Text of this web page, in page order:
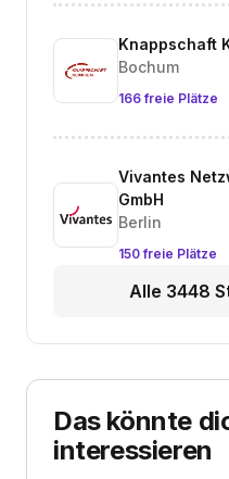
Knappschaft
Bochum
166 freie Plätze
Vivantes
GmbH
Berlin
150 freie Plätze
Alle 3448
Das könnte
interessieren